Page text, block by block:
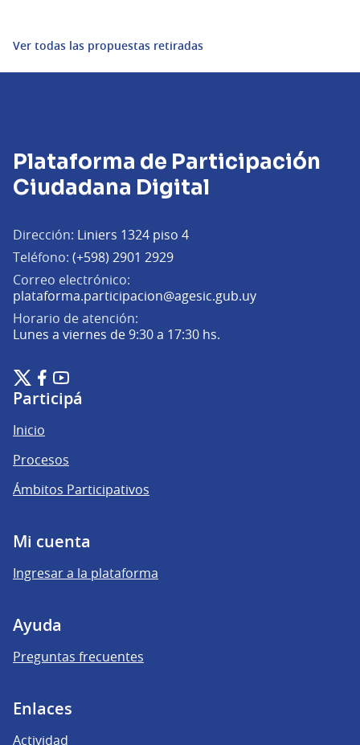
Ver todas las propuestas retiradas
Plataforma de Participación
Ciudadana Digital
Dirección: Liniers 1324 piso 4
Teléfono: (+598) 2901 2929
Correo electrónico:
plataforma.participacion@agesic.gub.uy(Abrir en una
Horario de atención:
Lunes a viernes de 9:30 a 17:30 hs.
Plataforma de Participación Ciudadana Digital en X
(Enlace externo)
Plataforma de Participación Ciudadana Digital en Facebook
(Enlace externo)
Plataforma de Participación Ciudadana Digital en
(Enlace externo)
Participá
Inicio
Procesos
Ámbitos Participativos
Mi cuenta
Ingresar a la plataforma
Ayuda
Preguntas frecuentes
Enlaces
Actividad